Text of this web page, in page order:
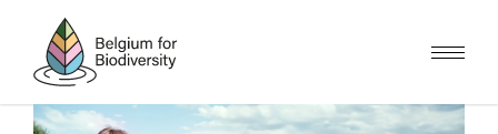
content
Image